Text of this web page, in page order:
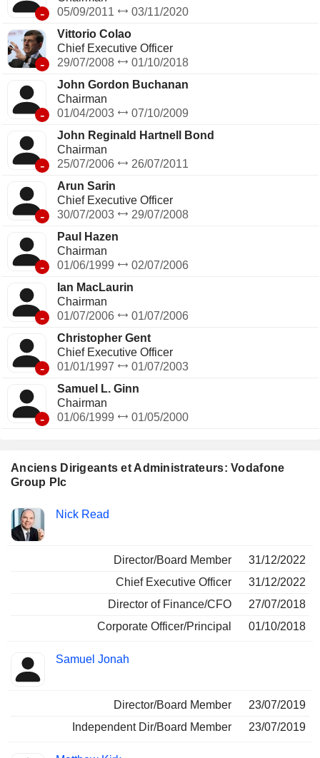
Anciens Dirigeants et Administrateurs: Vodafone
Group Plc
Insider
Fonctions
Nick Read
Director/Board Member
31/12/2022
Chief Executive Officer
31/12/2022
Director of Finance/CFO
27/07/2018
Corporate Officer/Principal
01/10/2018
Samuel Jonah
Director/Board Member
23/07/2019
Independent Dir/Board Member
23/07/2019
-
05/09/2011
03/11/2020
-
Vittorio Colao
Chief Executive Officer
29/07/2008
01/10/2018
-
John Gordon Buchanan
Chairman
01/04/2003
07/10/2009
-
John Reginald Hartnell Bond
Chairman
25/07/2006
26/07/2011
-
Arun Sarin
Chief Executive Officer
30/07/2003
29/07/2008
-
Paul Hazen
Chairman
01/06/1999
02/07/2006
-
Ian MacLaurin
Chairman
01/07/2006
01/07/2006
-
Christopher Gent
Chief Executive Officer
01/01/1997
01/07/2003
-
Samuel L. Ginn
Chairman
01/06/1999
01/05/2000